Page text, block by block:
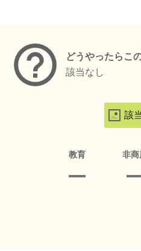
どうやったらこ
該当なし
該
教育 非商